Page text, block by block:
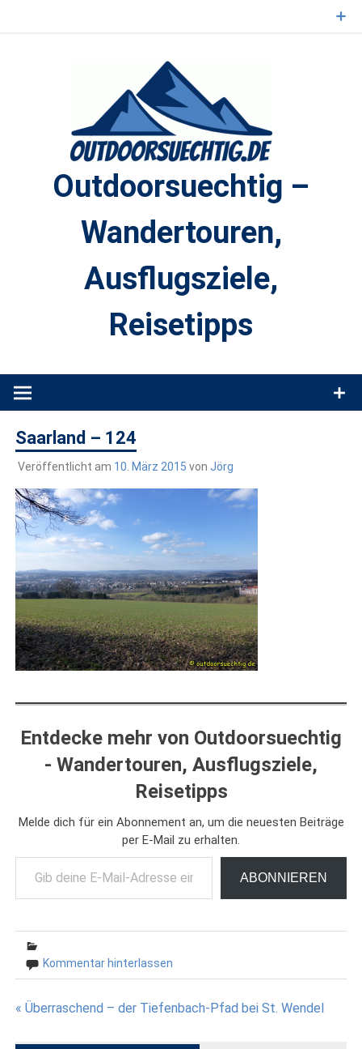
Outdoorsuechtig –
Wandertouren,
Ausflugsziele,
Reisetipps
Produkttests und Buchrezensionen. Ein Blog für alle, die gern
Saarland – 124
Veröffentlicht am 10. März 2015 von Jörg
Entdecke mehr von Outdoorsuechtig
- Wandertouren, Ausflugsziele,
Reisetipps
Melde dich für ein Abonnement an, um die neuesten Beiträge
per E-Mail zu erhalten.
Gib deine E-Mail-Adresse ein ...
ABONNIEREN
Kommentar hinterlassen
Beitragsnavigation
« Überraschend – der Tiefenbach-Pfad bei St. Wendel